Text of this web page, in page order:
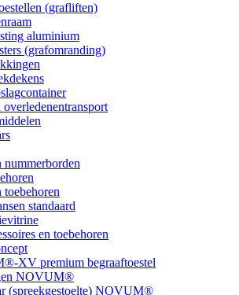
(grafliften)
aluminium
(grafomranding)
overledenentransport
nummerborden
toebehoren
standaard
en toebehoren
XV premium begraaftoestel
NOVUM®
(spreekgestoelte) NOVUM®